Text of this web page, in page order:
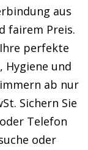
aus
fairem Preis.
perfekte
und
ab nur
Sichern Sie
Telefon
oder